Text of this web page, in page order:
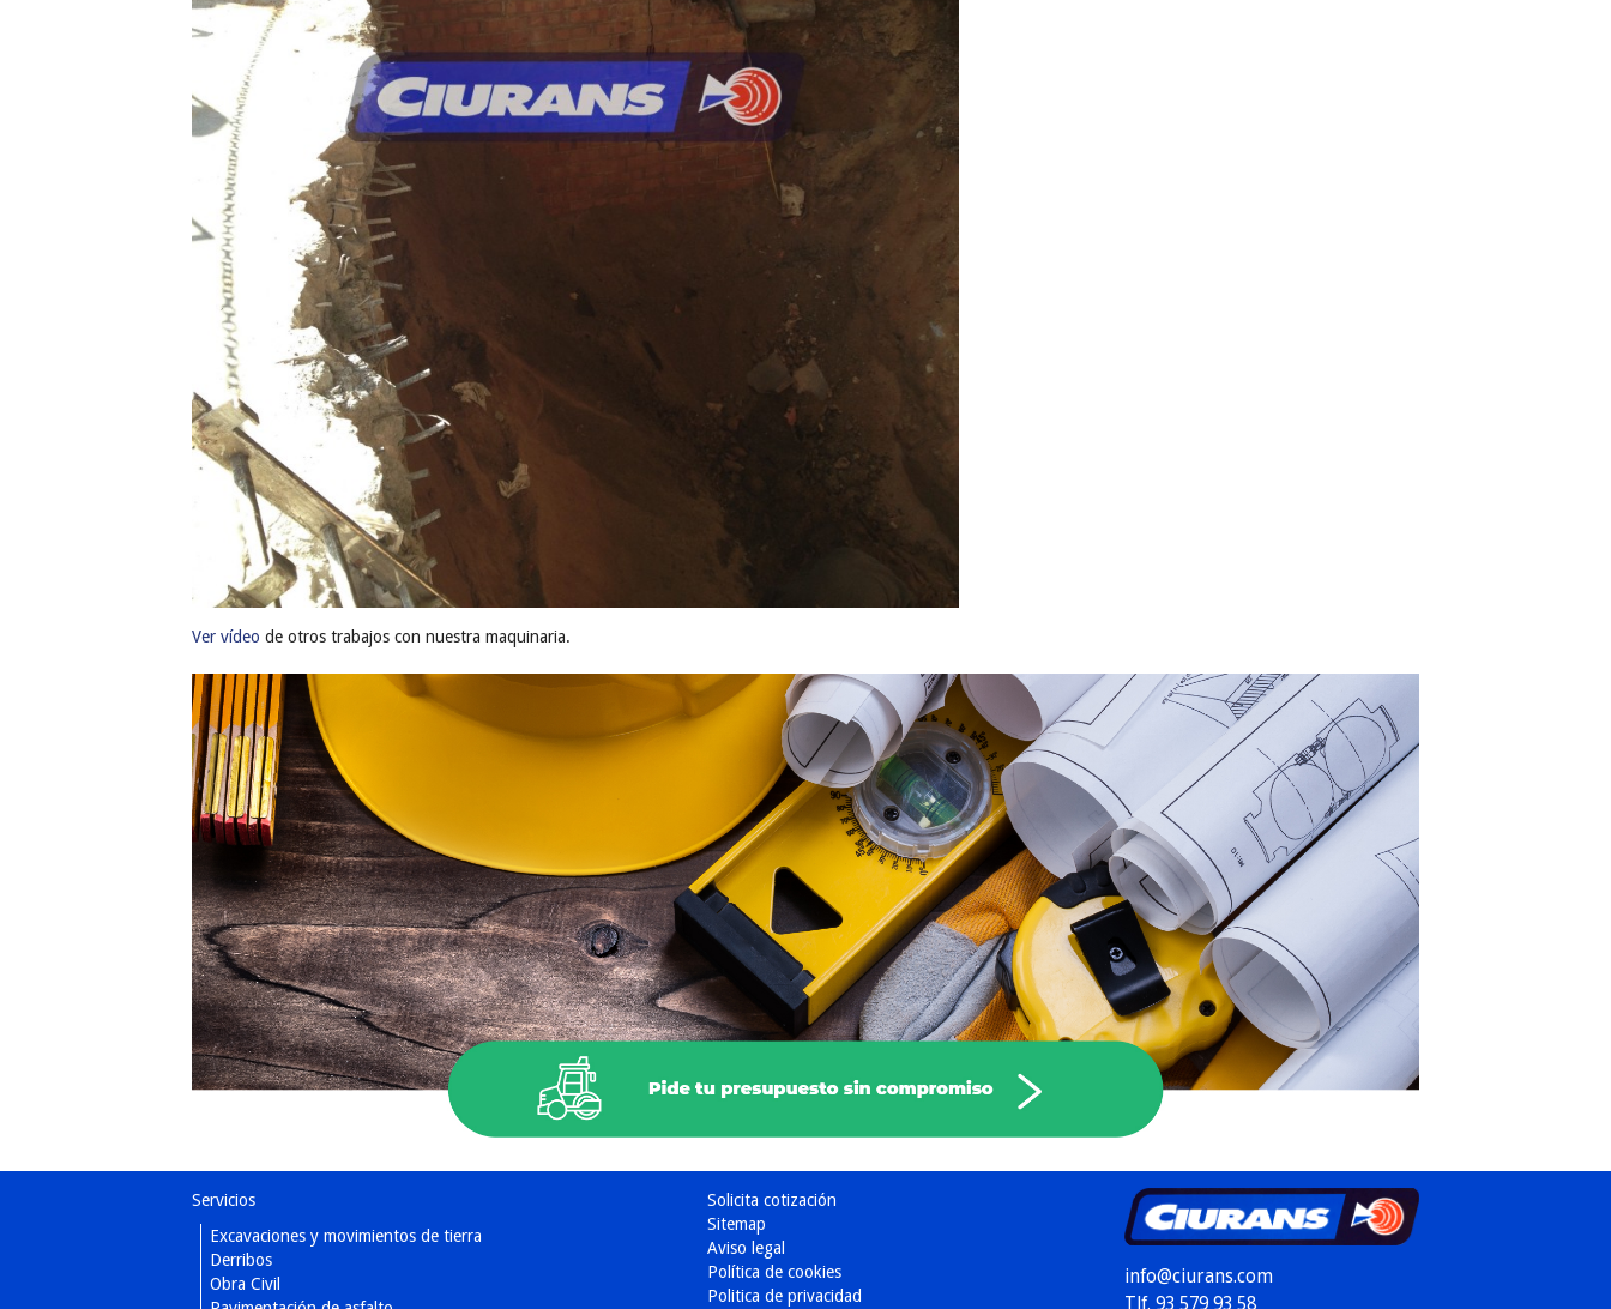
Ver vídeo de otros trabajos con nuestra maquinaria.
Servicios
Excavaciones y movimientos de tierra
Derribos
Obra Civil
Solicita cotización
Sitemap
Aviso legal
Política de cookies
Politica de privacidad
info@ciurans.com
Tlf. 93 579 93 58